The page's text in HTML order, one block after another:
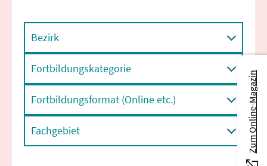
Bezirk
Fortbildungskategorie
Fortbildungsformat (Online etc.)
Fachgebiet Zum Online-Magazin